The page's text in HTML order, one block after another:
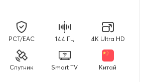
PCT/EAC 144 Гц 4K Ultra HD
Спутник Smart TV Китай